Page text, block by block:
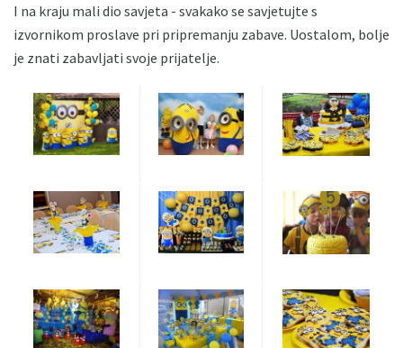
I na kraju mali dio savjeta - svakako se savjetujte s
izvornikom proslave pri pripremanju zabave. Uostalom, bolje
je znati zabavljati svoje prijatelje.